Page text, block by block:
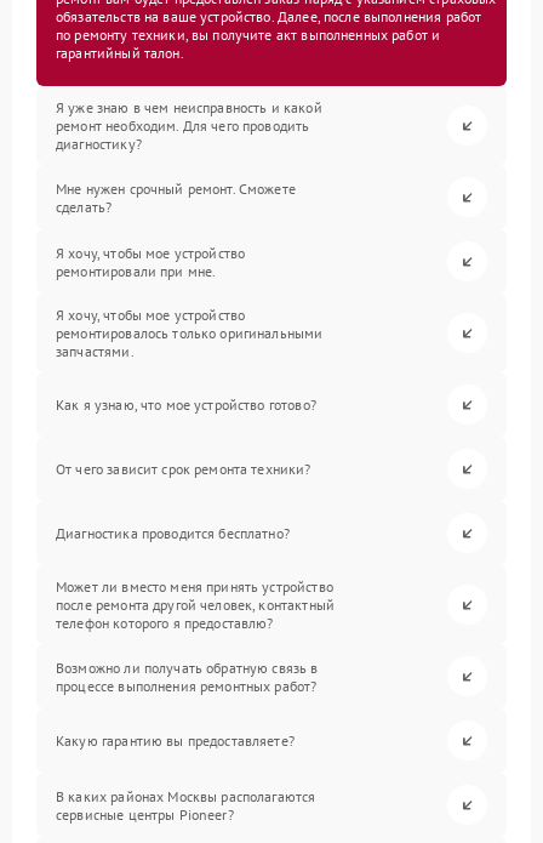
обязательств на ваше устройство. Далее, после выполнения работ
по ремонту техники, вы получите акт выполненных работ и
гарантийный талон.
Я уже знаю в чем неисправность и какой
ремонт необходим. Для чего проводить
диагностику?
Мне нужен срочный ремонт. Сможете
сделать?
Я хочу, чтобы мое устройство
ремонтировали при мне.
Я хочу, чтобы мое устройство
ремонтировалось только оригинальными
запчастями.
Как я узнаю, что мое устройство готово?
От чего зависит срок ремонта техники?
Диагностика проводится бесплатно?
Может ли вместо меня принять устройство
после ремонта другой человек, контактный
телефон которого я предоставлю?
Возможно ли получать обратную связь в
процессе выполнения ремонтных работ?
Какую гарантию вы предоставляете?
В каких районах Москвы располагаются
сервисные центры Pioneer?